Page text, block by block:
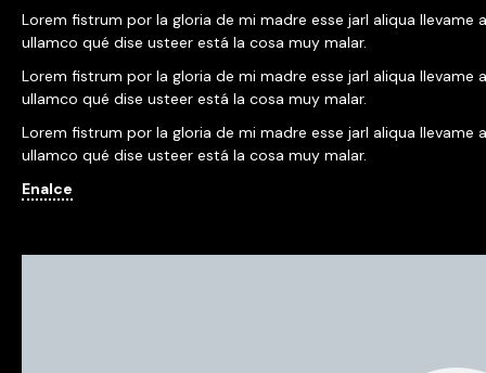
Lorem fistrum por la gloria de mi madre esse jarl aliqua llevame
ullamco qué dise usteer está la cosa muy malar.
Lorem fistrum por la gloria de mi madre esse jarl aliqua llevame
ullamco qué dise usteer está la cosa muy malar.
Lorem fistrum por la gloria de mi madre esse jarl aliqua llevame
ullamco qué dise usteer está la cosa muy malar.
Enalce